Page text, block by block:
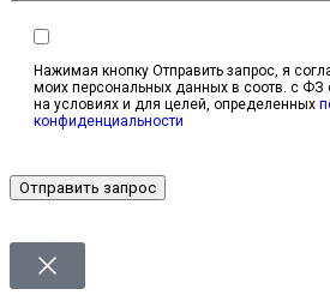
Нажимая кнопку Отправить запрос, я
моих персональных данных в соотв. с
на условиях и для целей, определенных
конфиденциальности
Отправить запрос